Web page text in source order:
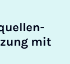
mit